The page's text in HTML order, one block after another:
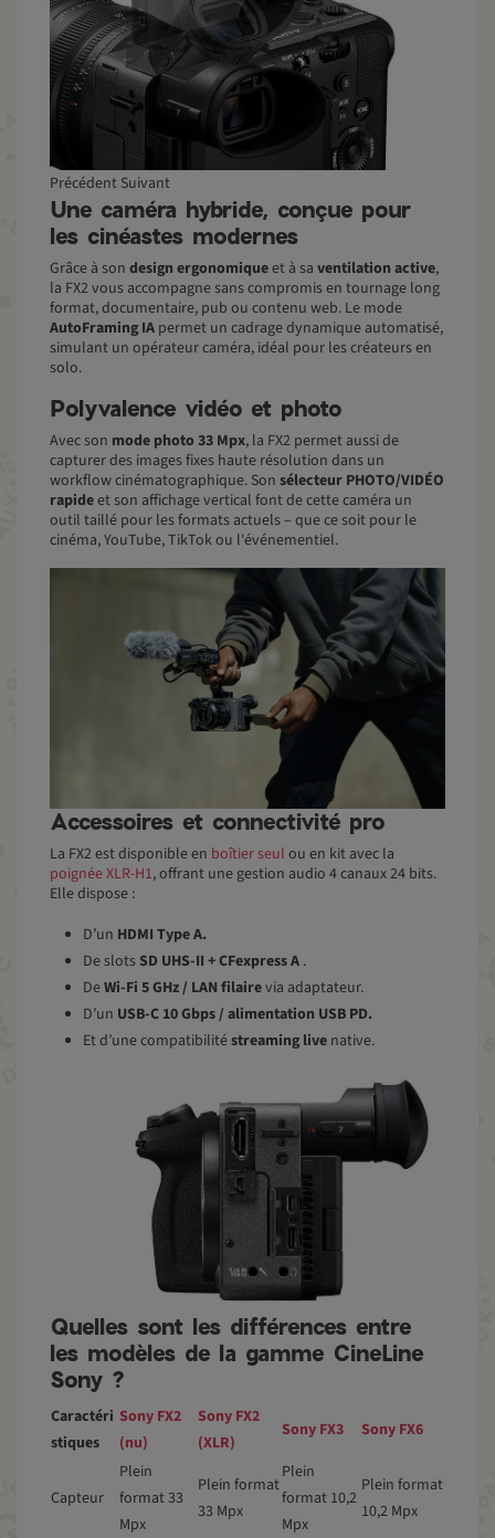
Précédent Suivant
Une caméra hybride, conçue pour
les cinéastes modernes
Grâce à son design ergonomiqueet à sa ventilation active,
la FX2 vous accompagne sans compromis en tournage long
format, documentaire, pub ou contenu web. Le mode
AutoFraming IA permet un cadrage dynamique automatisé,
simulant un opérateur caméra, idéal pour les créateurs en
solo.
Polyvalence vidéo et photo
Avec son mode photo 33 Mpx, la FX2 permet aussi de
capturer des images fixes haute résolution dans un
workflow cinématographique. Son sélecteur PHOTO/VIDÉO
rapideet son affichage vertical font de cette caméra un
outil taillé pour les formats actuels – que ce soit pour le
cinéma, YouTube, TikTok ou l'événementiel.
Accessoires et connectivité pro
La FX2 est disponible en boîtier seul ou en kit avec la
poignée XLR-H1, offrant une gestion audio 4 canaux 24 bits.
Elle dispose :
D’un HDMI Type A.
De slots SD UHS-II + CFexpress A .
DeWi-Fi 5 GHz / LAN filairevia adaptateur.
D’un USB-C 10 Gbps / alimentation USB PD.
Et d’une compatibilitéstreaming live native.
Quelles sont les différences entre
les modèles de la gamme CineLine
Sony ?
Caractéri
stiques
Sony FX2
(nu)
Sony FX2
(XLR)
Sony FX3 Sony FX6
Capteur
Plein
format 33
Mpx
Plein format
33 Mpx
Plein
format 10,2
Mpx
Plein format
10,2 Mpx